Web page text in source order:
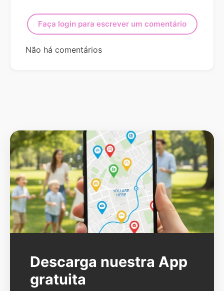
Faça login para escrever um comentário
Não há comentários
Descarga nuestra App
gratuita